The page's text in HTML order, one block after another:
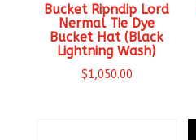
Bucket Ripndip Lord
Nermal Tie Dye
Bucket Hat (Black
Lightning Wash)
$1,050.00